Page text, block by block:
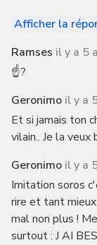
Afficher la
Ramses il y a 5
☝️?
Geronimo il y a
Et si jamais ton
vilain.. Je la veux
Geronimo il y a
Imitation soros
rire et tant
mal non plus !
surtout : J AI